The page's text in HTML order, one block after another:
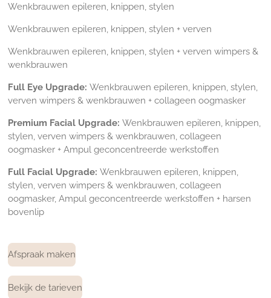
Wenkbrauwen epileren, knippen, stylen
Wenkbrauwen epileren, knippen, stylen + verven
Wenkbrauwen epileren, knippen, stylen + verven wimpers &
wenkbrauwen
Full Eye Upgrade: Wenkbrauwen epileren, knippen, stylen,
verven wimpers & wenkbrauwen + collageen oogmasker
Premium Facial Upgrade: Wenkbrauwen epileren, knippen,
stylen, verven wimpers & wenkbrauwen, collageen
oogmasker + Ampul geconcentreerde werkstoffen
Full Facial Upgrade: Wenkbrauwen epileren, knippen,
stylen, verven wimpers & wenkbrauwen, collageen
oogmasker, Ampul geconcentreerde werkstoffen + harsen
bovenlip
Afspraak maken
Bekijk de tarieven